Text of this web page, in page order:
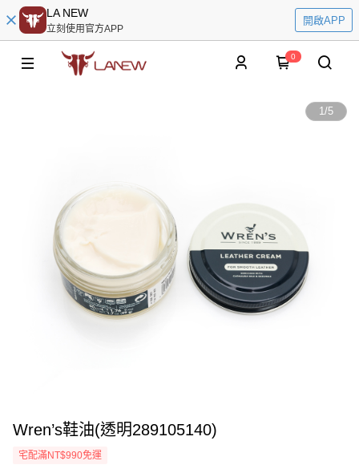
LA NEW
立刻使用官方APP
開啟APP
0
1/5
Wren’s鞋油(透明289105140)
宅配滿NT$990免運